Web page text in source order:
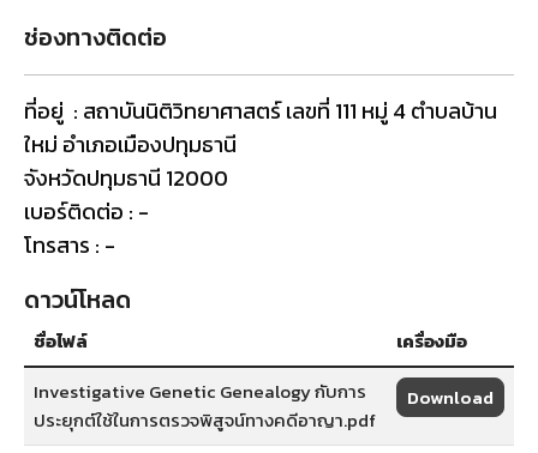
ช่องทางติดต่อ
ที่อยู่ : สถาบันนิติวิทยาศาสตร์ เลขที่ 111 หมู่ 4 ตำบลบ้าน
ใหม่ อำเภอเมืองปทุมธานี
จังหวัดปทุมธานี 12000
เบอร์ติดต่อ : -
โทรสาร : -
ดาวน์โหลด
ชื่อไฟล์
เครื่องมือ
Investigative Genetic Genealogy กับการ
ประยุกต์ใช้ในการตรวจพิสูจน์ทางคดีอาญา.pdf
Download